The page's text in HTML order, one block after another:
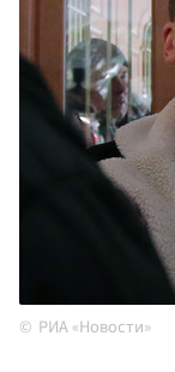
РИА «Новости»